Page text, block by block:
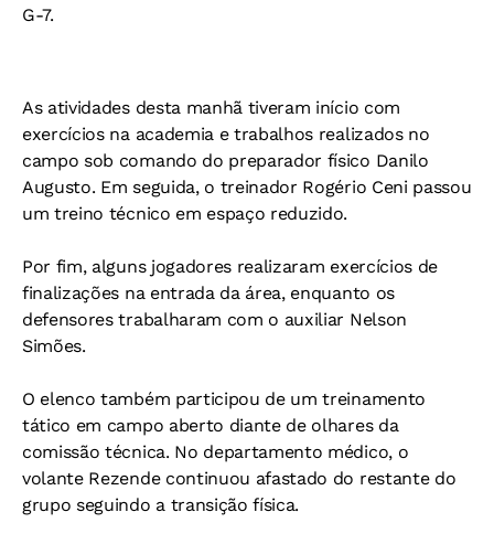
G-7.
As atividades desta manhã tiveram início com
exercícios na academia e trabalhos realizados no
campo sob comando do preparador físico Danilo
Augusto. Em seguida, o treinador Rogério Ceni passou
um treino técnico em espaço reduzido.
Por fim, alguns jogadores realizaram exercícios de
finalizações na entrada da área, enquanto os
defensores trabalharam com o auxiliar Nelson
Simões.
O elenco também participou de um treinamento
tático em campo aberto diante de olhares da
comissão técnica. No departamento médico, o
volante Rezende continuou afastado do restante do
grupo seguindo a transição física.